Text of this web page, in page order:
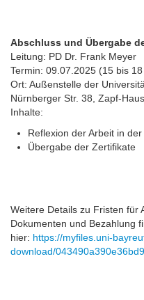
Abschluss und Übergabe
Leitung: PD Dr. Frank Meyer
Termin: 09.07.2025 (15 bis
Ort: Außenstelle der
Nürnberger Str. 38, Zapf-
Inhalte:
Reflexion der Arbeit in
Übergabe der Zertifikate
Weitere Details zu Fristen für
Dokumenten und Bezahlung
hier: https://myfiles.uni-
download/